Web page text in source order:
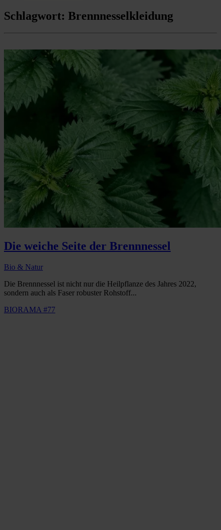
Schlagwort: Brennnesselkleidung
Die weiche Seite der Brennnessel
Bio & Natur
Die Brennnessel ist nicht nur die Heilpflanze des Jahres 2022,
sondern auch als Faser robuster Rohstoff...
BIORAMA #77